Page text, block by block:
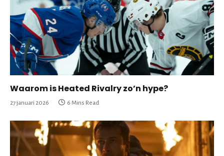
Waarom is Heated Rivalry zo’n hype?
27 januari 2026 6 Mins Read